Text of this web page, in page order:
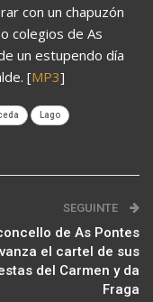
con un chapuzón
colegios de As
un estupendo día
[MP3]
Lago
SEGUINTE
de As Pontes
el cartel de sus
del Carmen y da
Fraga